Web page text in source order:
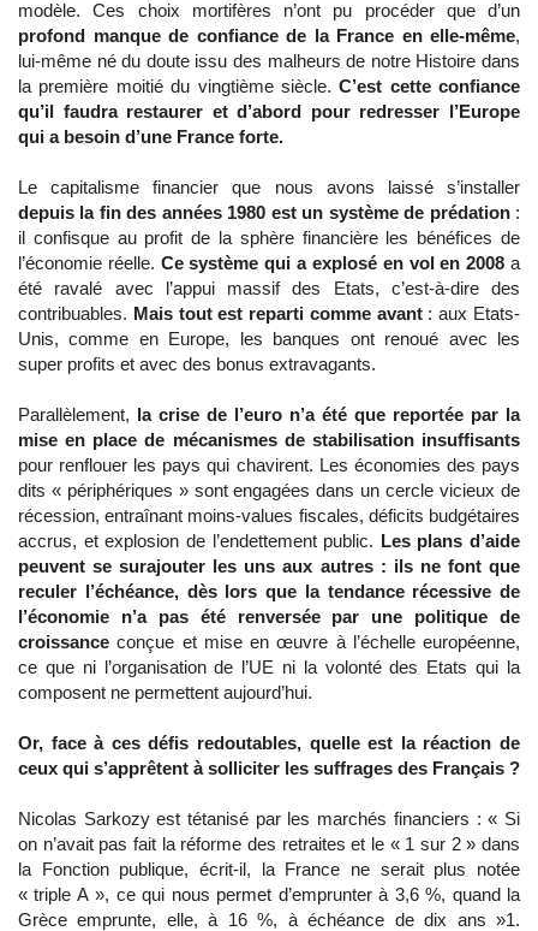
modèle. Ces choix mortifères n’ont pu procéder que d’un
profond manque de confiance de la France en elle-même,
lui-même né du doute issu des malheurs de notre Histoire dans
la première moitié du vingtième siècle.C’est cette confiance
qu’il faudra restaurer et d’abord pour redresser l’Europe
qui a besoin d’une France forte.
Le capitalisme financier que nous avons laissé s’installer
depuis la fin des années 1980 est un système de prédation:
il confisque au profit de la sphère financière les bénéfices de
l’économie réelle. Ce système qui a explosé en vol en 2008 a
été ravalé avec l’appui massif des Etats, c’est-à-dire des
contribuables. Mais tout est reparti comme avant: aux Etats-
Unis, comme en Europe, les banques ont renoué avec les
super profits et avec des bonus extravagants.
Parallèlement, la crise de l’euro n’a été que reportée par la
mise en place de mécanismes de stabilisation insuffisants
pour renflouer les pays qui chavirent. Les économies des pays
dits « périphériques » sont engagées dans un cercle vicieux de
récession, entraînant moins-values fiscales, déficits budgétaires
accrus, et explosion de l’endettement public. Les plans d’aide
peuvent se surajouter les uns aux autres : ils ne font que
reculer l’échéance, dès lors que la tendance récessive de
l’économie n’a pas été renversée par une politique de
croissance conçue et mise en œuvre à l’échelle européenne,
ce que ni l’organisation de l’UE ni la volonté des Etats qui la
composent ne permettent aujourd’hui.
Or, face à ces défis redoutables, quelle est la réaction de
ceux qui s’apprêtent à solliciter les suffrages des Français ?
Nicolas Sarkozy est tétanisé par les marchés financiers : « Si
on n’avait pas fait la réforme des retraites et le « 1 sur 2 » dans
la Fonction publique, écrit-il, la France ne serait plus notée
« triple A », ce qui nous permet d’emprunter à 3,6 %, quand la
Grèce emprunte, elle, à 16 %, à échéance de dix ans »1.